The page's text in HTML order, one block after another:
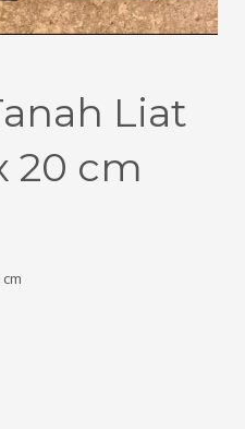
Liat
20 cm